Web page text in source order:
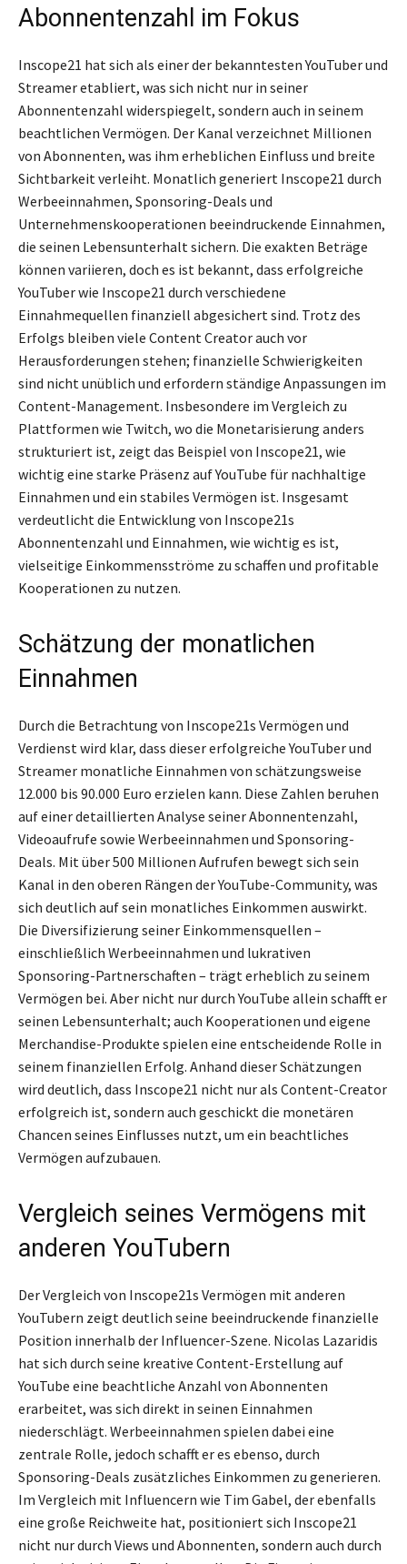
Abonnentenzahl im Fokus
Inscope21 hat sich als einer der bekanntesten YouTuber und
Streamer etabliert, was sich nicht nur in seiner
Abonnentenzahl widerspiegelt, sondern auch in seinem
beachtlichen Vermögen. Der Kanal verzeichnet Millionen
von Abonnenten, was ihm erheblichen Einfluss und breite
Sichtbarkeit verleiht. Monatlich generiert Inscope21 durch
Werbeeinnahmen, Sponsoring-Deals und
Unternehmenskooperationen beeindruckende Einnahmen,
die seinen Lebensunterhalt sichern. Die exakten Beträge
können variieren, doch es ist bekannt, dass erfolgreiche
YouTuber wie Inscope21 durch verschiedene
Einnahmequellen finanziell abgesichert sind. Trotz des
Erfolgs bleiben viele Content Creator auch vor
Herausforderungen stehen; finanzielle Schwierigkeiten
sind nicht unüblich und erfordern ständige Anpassungen im
Content-Management. Insbesondere im Vergleich zu
Plattformen wie Twitch, wo die Monetarisierung anders
strukturiert ist, zeigt das Beispiel von Inscope21, wie
wichtig eine starke Präsenz auf YouTube für nachhaltige
Einnahmen und ein stabiles Vermögen ist. Insgesamt
verdeutlicht die Entwicklung von Inscope21s
Abonnentenzahl und Einnahmen, wie wichtig es ist,
vielseitige Einkommensströme zu schaffen und profitable
Kooperationen zu nutzen.
Schätzung der monatlichen
Einnahmen
Durch die Betrachtung von Inscope21s Vermögen und
Verdienst wird klar, dass dieser erfolgreiche YouTuber und
Streamer monatliche Einnahmen von schätzungsweise
12.000 bis 90.000 Euro erzielen kann. Diese Zahlen beruhen
auf einer detaillierten Analyse seiner Abonnentenzahl,
Videoaufrufe sowie Werbeeinnahmen und Sponsoring-
Deals. Mit über 500 Millionen Aufrufen bewegt sich sein
Kanal in den oberen Rängen der YouTube-Community, was
sich deutlich auf sein monatliches Einkommen auswirkt.
Die Diversifizierung seiner Einkommensquellen –
einschließlich Werbeeinnahmen und lukrativen
Sponsoring-Partnerschaften – trägt erheblich zu seinem
Vermögen bei. Aber nicht nur durch YouTube allein schafft er
seinen Lebensunterhalt; auch Kooperationen und eigene
Merchandise-Produkte spielen eine entscheidende Rolle in
seinem finanziellen Erfolg. Anhand dieser Schätzungen
wird deutlich, dass Inscope21 nicht nur als Content-Creator
erfolgreich ist, sondern auch geschickt die monetären
Chancen seines Einflusses nutzt, um ein beachtliches
Vermögen aufzubauen.
Vergleich seines Vermögens mit
anderen YouTubern
Der Vergleich von Inscope21s Vermögen mit anderen
YouTubern zeigt deutlich seine beeindruckende finanzielle
Position innerhalb der Influencer-Szene. Nicolas Lazaridis
hat sich durch seine kreative Content-Erstellung auf
YouTube eine beachtliche Anzahl von Abonnenten
erarbeitet, was sich direkt in seinen Einnahmen
niederschlägt. Werbeeinnahmen spielen dabei eine
zentrale Rolle, jedoch schafft er es ebenso, durch
Sponsoring-Deals zusätzliches Einkommen zu generieren.
Im Vergleich mit Influencern wie Tim Gabel, der ebenfalls
eine große Reichweite hat, positioniert sich Inscope21
nicht nur durch Views und Abonnenten, sondern auch durch